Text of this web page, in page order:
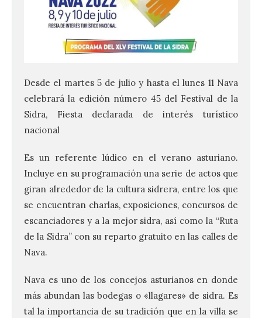
Desde el martes 5 de julio y hasta el lunes 11 Nava
celebrará la edición número 45 del Festival de la
Sidra, Fiesta declarada de interés turístico
nacional
Es un referente lúdico en el verano asturiano.
Incluye en su programación una serie de actos que
giran alrededor de la cultura sidrera, entre los que
se encuentran charlas, exposiciones, concursos de
escanciadores y a la mejor sidra, así como la “Ruta
de la Sidra” con su reparto gratuito en las calles de
Nava.
Nava es uno de los concejos asturianos en donde
más abundan las bodegas o «llagares» de sidra. Es
tal la importancia de su tradición que en la villa se